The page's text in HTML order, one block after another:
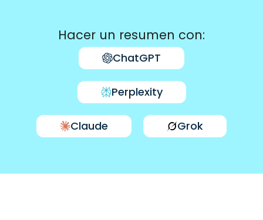
Hacer un resumen con:
ChatGPT
Perplexity
Claude Grok